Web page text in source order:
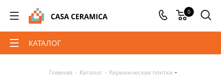
0
КАТАЛОГ
Главная - Каталог - Керамическая плитка